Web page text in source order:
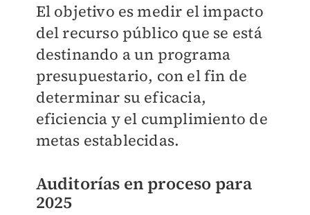
El objetivo es medir el impacto
del recurso público que se está
destinando a un programa
presupuestario, con el fin de
determinar su eficacia,
eficiencia y el cumplimiento de
metas establecidas.
Auditorías en proceso para
2025